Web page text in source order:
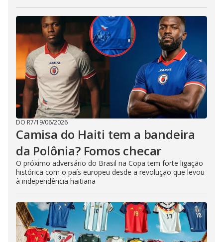
DO R7/19/06/2026
Camisa do Haiti tem a bandeira
da Polônia? Fomos checar
O próximo adversário do Brasil na Copa tem forte ligação
histórica com o país europeu desde a revolução que levou
à independência haitiana